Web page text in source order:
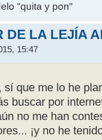
"quita y pon"
DE LA LEJÍA
15:47
sí que me lo he
buscar por
no me han
¡y no he